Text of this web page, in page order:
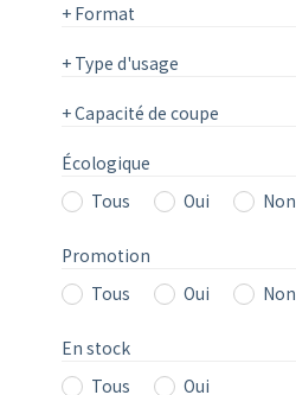
+ Format
+ Type d'usage
+Capacité de coupe
Écologique
Tous
Oui Non
Promotion
Tous
Oui Non
En stock
Tous
Oui